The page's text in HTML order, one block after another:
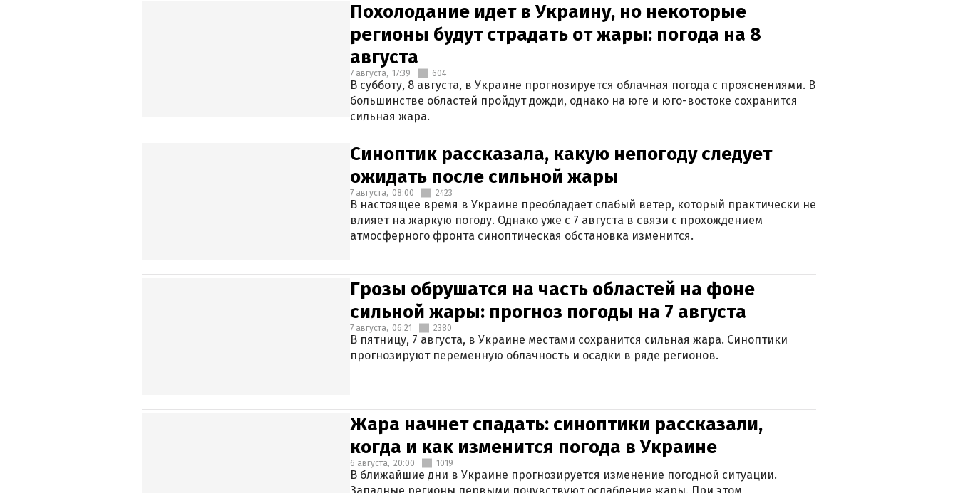
Похолодание идет в Украину, но некоторые
регионы будут страдать от жары: погода на 8
августа
7 августа, 17:39 604
В субботу, 8 августа, в Украине прогнозируется облачная погода с прояснениями. В
большинстве областей пройдут дожди, однако на юге и юго-востоке сохранится
сильная жара.
Синоптик рассказала, какую непогоду следует
ожидать после сильной жары
7 августа, 08:00 2423
В настоящее время в Украине преобладает слабый ветер, который практически не
влияет на жаркую погоду. Однако уже с 7 августа в связи с прохождением
атмосферного фронта синоптическая обстановка изменится.
Грозы обрушатся на часть областей на фоне
сильной жары: прогноз погоды на 7 августа
7 августа, 06:21 2380
В пятницу, 7 августа, в Украине местами сохранится сильная жара. Синоптики
прогнозируют переменную облачность и осадки в ряде регионов.
Жара начнет спадать: синоптики рассказали,
когда и как изменится погода в Украине
6 августа, 20:00 1019
В ближайшие дни в Украине прогнозируется изменение погодной ситуации.